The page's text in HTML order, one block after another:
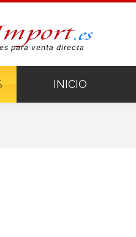
para venta directa
INICIO